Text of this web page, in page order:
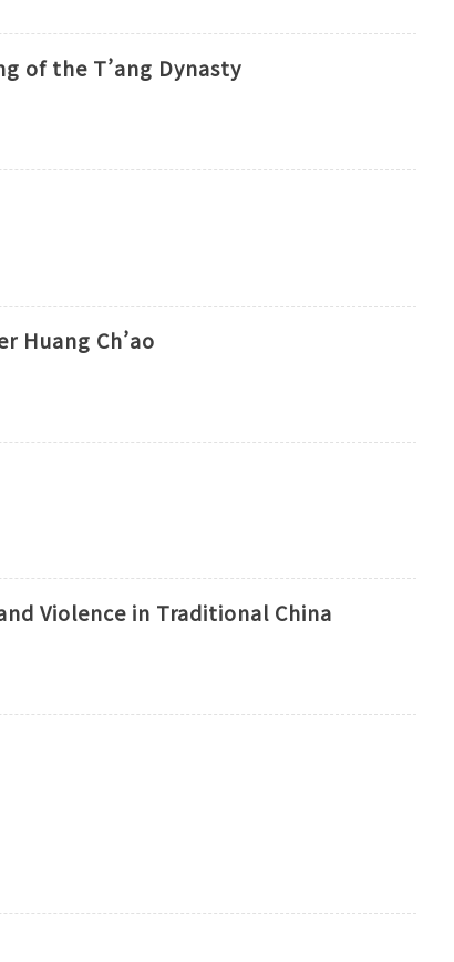
of the T’ang Dynasty
Huang Ch’ao
Violence in Traditional China